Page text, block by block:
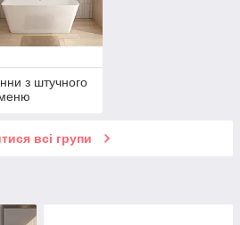
з штучного
всі групи